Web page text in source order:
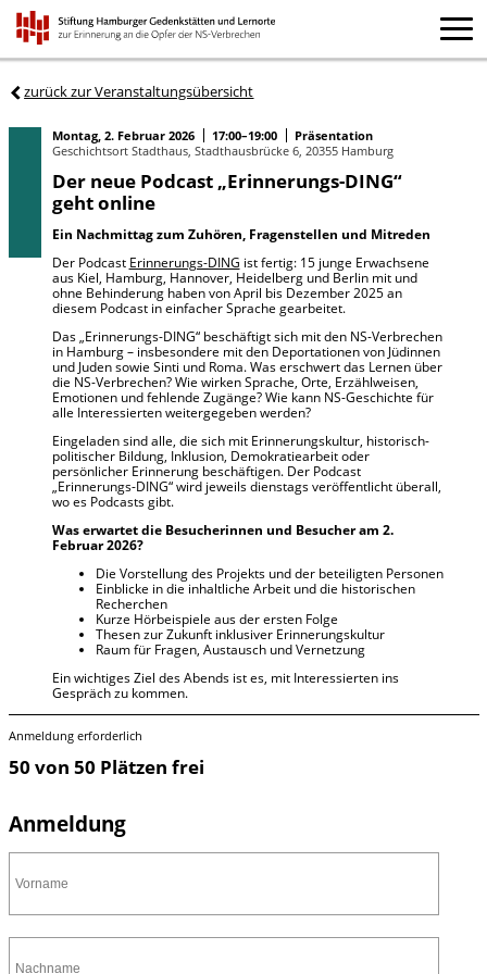
zurück zur Veranstaltungsübersicht
Montag, 2. Februar 2026 17:00–19:00
Präsentation
Geschichtsort Stadthaus, Stadthausbrücke 6, 20355 Hamburg
Der neue Podcast „Erinnerungs-DING“
geht online
Ein Nachmittag zum Zuhören, Fragenstellen und Mitreden
Der Podcast Erinnerungs-DING ist fertig: 15 junge Erwachsene
aus Kiel, Hamburg, Hannover, Heidelberg und Berlin mit und
ohne Behinderung haben von April bis Dezember 2025 an
diesem Podcast in einfacher Sprache gearbeitet.
Das „Erinnerungs-DING“ beschäftigt sich mit den NS-Verbrechen
in Hamburg – insbesondere mit den Deportationen von Jüdinnen
und Juden sowie Sinti und Roma. Was erschwert das Lernen über
die NS-Verbrechen? Wie wirken Sprache, Orte, Erzählweisen,
Emotionen und fehlende Zugänge? Wie kann NS-Geschichte für
alle Interessierten weitergegeben werden?
Eingeladen sind alle, die sich mit Erinnerungskultur, historisch-
politischer Bildung, Inklusion, Demokratiearbeit oder
persönlicher Erinnerung beschäftigen. Der Podcast
„Erinnerungs-DING“ wird jeweils dienstags veröffentlicht überall,
wo es Podcasts gibt.
Was erwartet die Besucherinnen und Besucher am 2.
Februar 2026?
Die Vorstellung des Projekts und der beteiligten Personen
Einblicke in die inhaltliche Arbeit und die historischen
Recherchen
Kurze Hörbeispiele aus der ersten Folge
Thesen zur Zukunft inklusiver Erinnerungskultur
Raum für Fragen, Austausch und Vernetzung
Ein wichtiges Ziel des Abends ist es, mit Interessierten ins
Gespräch zu kommen.
Anmeldung erforderlich
50 von 50 Plätzen frei
Anmeldung